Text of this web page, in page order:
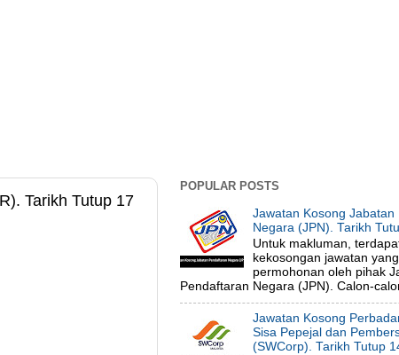
Tarikh Tutup 17
POPULAR POSTS
Jawatan Kosong Jabatan
Negara (JPN). Tarikh
Untuk makluman,
kekosongan jawatan
permohonan oleh pihak
Pendaftaran Negara (JPN). Calon-
Jawatan Kosong
Sisa Pepejal dan
(SWCorp). Tarikh Tutup